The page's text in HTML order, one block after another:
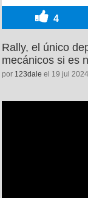
4
Rally, el único
mecánicos si es
por 123dale el 19 jul